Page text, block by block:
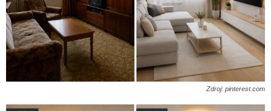
Zdroj: pinterest.com